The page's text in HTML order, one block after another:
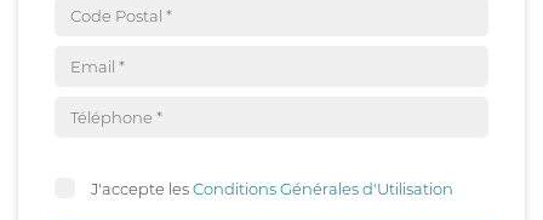
J'accepte lesConditions Générales d'Utilisation